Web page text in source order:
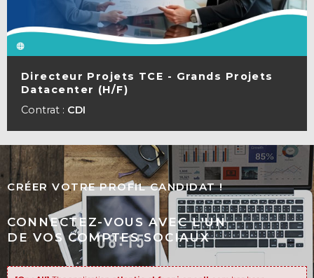
Directeur Projets TCE - Grands Projets
Datacenter (H/F)
Contrat : CDI
CRÉER VOTRE PROFIL CANDIDAT !
CONNECTEZ-VOUS AVEC L'UN
DE VOS COMPTES SOCIAUX